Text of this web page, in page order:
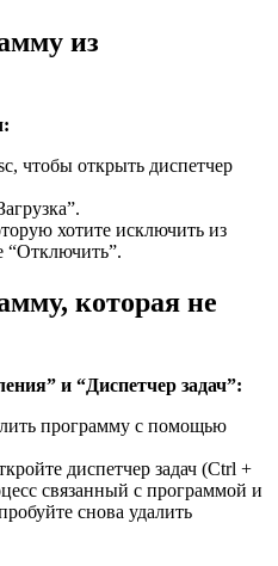
из
чтобы открыть диспетчер
хотите исключить из
“Отключить”.
которая не
и “Диспетчер задач”:
программу с помощью
диспетчер задач (Ctrl +
связанный с программой и
снова удалить